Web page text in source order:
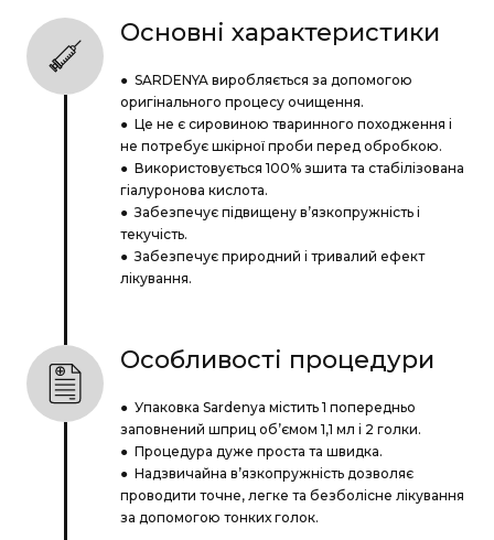
Основні характеристики
● SARDENYA виробляється за допомогою
оригінального процесу очищення.
● Це не є сировиною тваринного походження і
не потребує шкірної проби перед обробкою.
● Використовується 100% зшита та стабілізована
гіалуронова кислота.
● Забезпечує підвищену в’язкопружність і
текучість.
● Забезпечує природний і тривалий ефект
лікування.
Особливості процедури
● Упаковка Sardenya містить 1 попередньо
заповнений шприц об’ємом 1,1 мл і 2 голки.
● Процедура дуже проста та швидка.
● Надзвичайна в’язкопружність дозволяє
проводити точне, легке та безболісне лікування
за допомогою тонких голок.